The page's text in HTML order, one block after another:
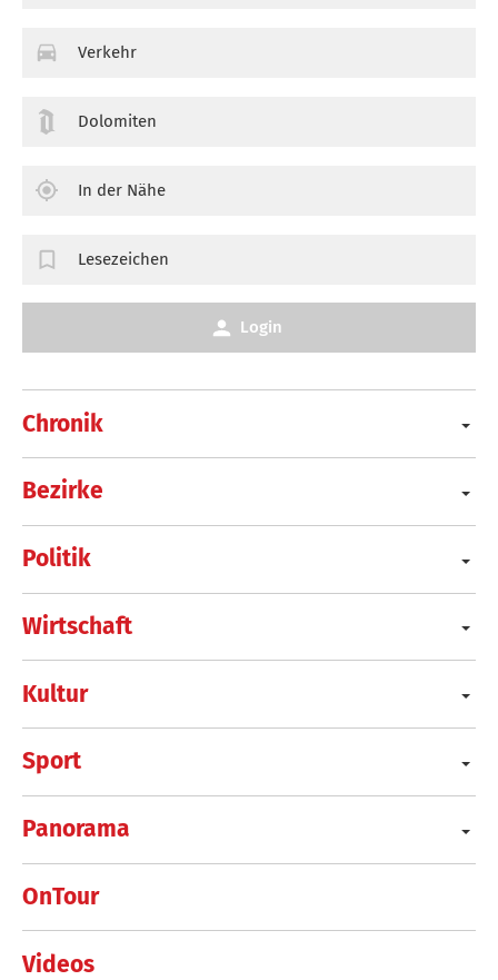
Chronik
Bezirke
Politik
Wirtschaft
Kultur
Sport
Panorama
OnTour
Videos
Verkehr
Dolomiten
In der Nähe
Lesezeichen
Login